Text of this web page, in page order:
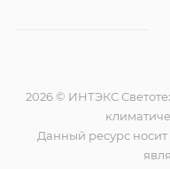
2026 © ИНТЭКС
Данный ресурс